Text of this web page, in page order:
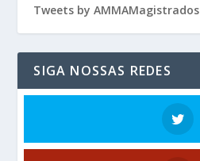
Tweets by AMMAMagistrados
SIGA NOSSAS REDES